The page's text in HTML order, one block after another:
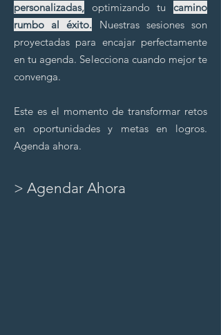
personalizadas, optimizando tu camino
rumbo al éxito. Nuestras sesiones son
proyectadas para encajar perfectamente
en tu agenda. Selecciona cuando mejor te
convenga.
Este es el momento de transformar retos
en oportunidades y metas en logros.
Agenda ahora.
> Agendar Ahora